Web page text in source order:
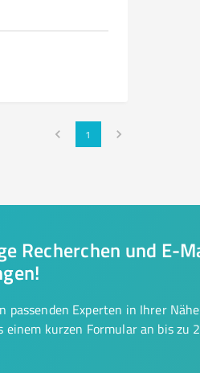
1
Recherchen und E-
passenden Experten in Ihrer
kurzen Formular an bis zu